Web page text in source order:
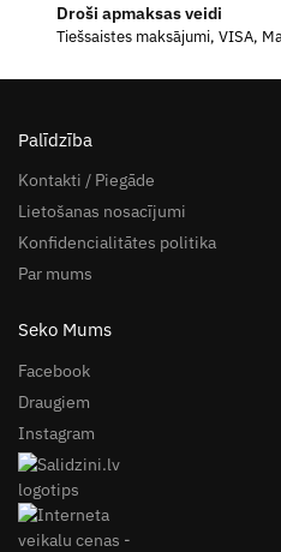
Droši apmaksas veidi
Tiešsaistes maksājumi, VISA,
Palīdzība
Kontakti / Piegāde
Lietošanas nosacījumi
Konfidencialitātes politika
Par mums
Seko Mums
Facebook
Draugiem
Instagram